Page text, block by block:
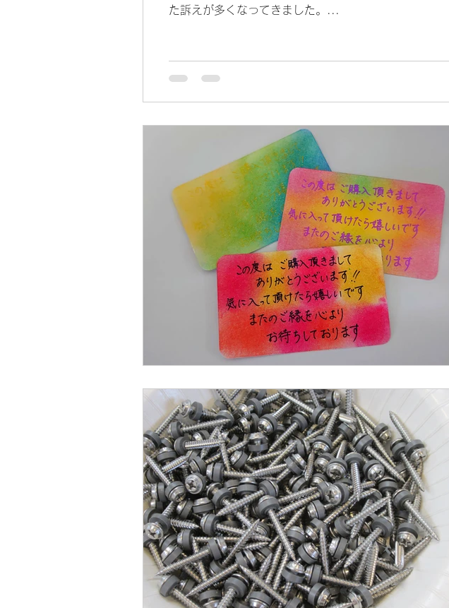
た訴えが多くなってきました。...